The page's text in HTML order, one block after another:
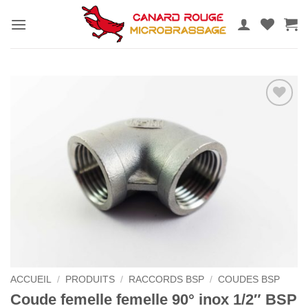
ACCUEIL / PRODUITS / RACCORDS BSP / COUDES BSP
Coude femelle femelle 90° inox 1/2″ BSP